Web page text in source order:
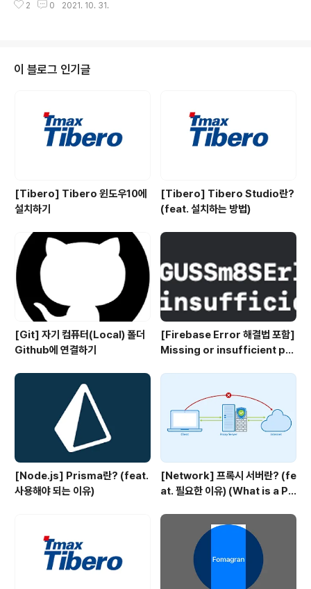
작하기 전에는 한 기둥에 원판들이 작은 것이 위에 있도록
가장 무거운 원판을 제외한 원판(n-1개)을 모두 2번 기둥
으로 옮깁니다. 2. 가장 무거운 원판을 3번 기둥으로 옮깁
같이 진행됩니다. 하지만 여기서 의문이..
2 0 2021. 10. 31.
이 블로그 인기글
[Tibero] Tibero 윈도우10에
설치하기
[Tibero] Tibero Studio란?
(feat. 설치하는 방법)
[Git] 자기 컴퓨터(Local) 폴더
Github에 연결하기
[Firebase Error 해결법 포함]
Missing or insufficient per
[Node.js] Prisma란? (feat.
사용해야 되는 이유)
[Network] 프록시 서버란? (fe
at. 필요한 이유) (What is a Pr